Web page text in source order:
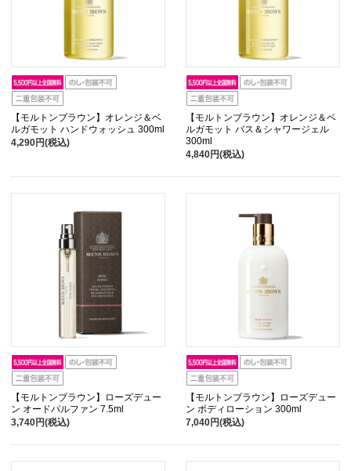
【モルトンブラウン】オレンジ＆ベ
ルガモット ハンドウォッシュ 300ml
4,290円(税込)
【モルトンブラウン】オレンジ＆ベ
ルガモット バス＆シャワージェル
300ml
4,840円(税込)
【モルトンブラウン】ローズデュー
ン オードパルファン 7.5ml
3,740円(税込)
【モルトンブラウン】ローズデュー
ン ボディローション 300ml
7,040円(税込)